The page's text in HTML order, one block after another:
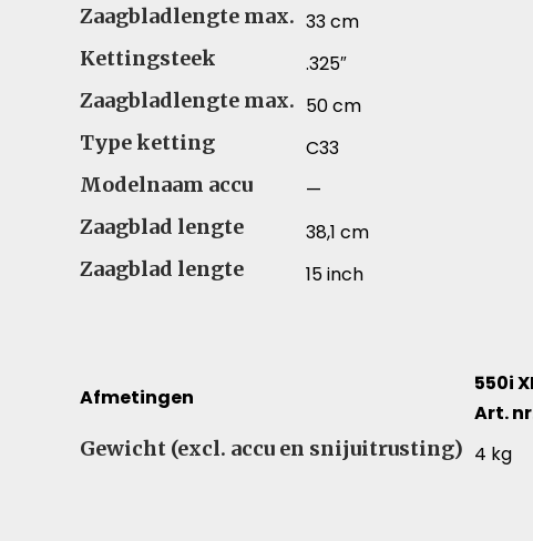
Uitrusting – Vergelijk specificaties voor
Zaagbladlengte max. 33 cm
Kettingsteek
.325″
Zaagbladlengte max. 50 cm
Type ketting
C33
Modelnaam accu
—
Zaagblad lengte
38,1 cm
Zaagblad lengte
15 inch
Afmetingen – Vergelijk specificaties voor
Afmetingen
550i
Art.
Gewicht (excl. accu en snijuitrusting) 4 kg